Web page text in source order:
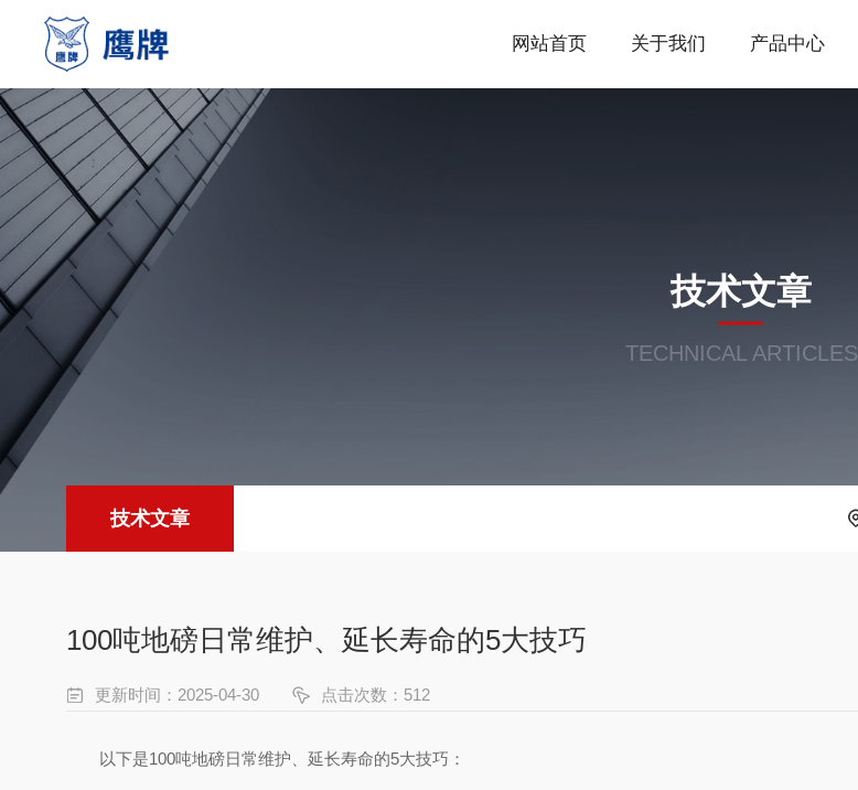
网站首页 关于我们 产品中心
技术文章
TECHNICAL ARTICLES
技术文章
100吨地磅日常维护、延长寿命的5大技巧
更新时间：2025-04-30 点击次数：512
以下是100吨地磅日常维护、延长寿命的5大技巧：